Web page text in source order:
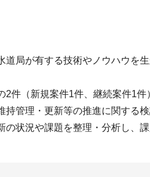
道局が有する技術やノウハウを
件（新規案件1件、継続案件1件
持管理・更新等の推進に関する
状況や課題を整理・分析し、